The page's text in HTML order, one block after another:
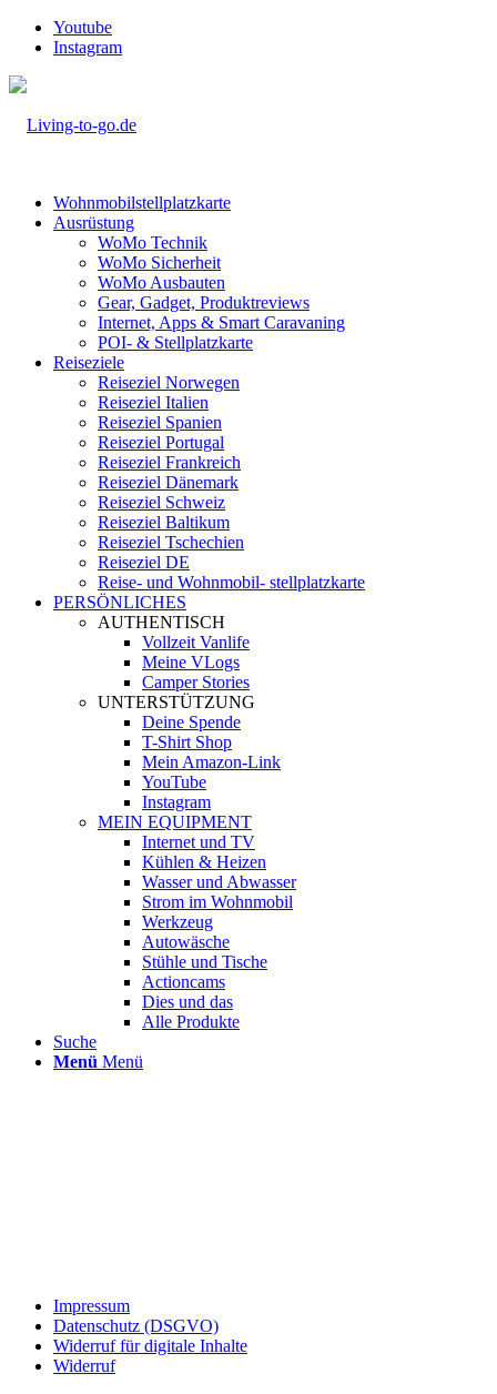
Youtube
Instagram
Wohnmobilstellplatzkarte
Ausrüstung
WoMo Technik
WoMo Sicherheit
WoMo Ausbauten
Gear, Gadget, Produktreviews
Internet, Apps & Smart Caravaning
POI- & Stellplatzkarte
Reiseziele
Reiseziel Norwegen
Reiseziel Italien
Reiseziel Spanien
Reiseziel Portugal
Reiseziel Frankreich
Reiseziel Dänemark
Reiseziel Schweiz
Reiseziel Baltikum
Reiseziel Tschechien
Reiseziel DE
Reise- und Wohnmobil- stellplatzkarte
PERSÖNLICHES
AUTHENTISCH
Vollzeit Vanlife
Meine VLogs
Camper Stories
UNTERSTÜTZUNG
Deine Spende
T-Shirt Shop
Mein Amazon-Link
YouTube
Instagram
MEIN EQUIPMENT
Internet und TV
Kühlen & Heizen
Wasser und Abwasser
Strom im Wohnmobil
Werkzeug
Autowäsche
Stühle und Tische
Actioncams
Dies und das
Alle Produkte
Suche
Menü Menü
Impressum
Datenschutz (DSGVO)
Widerruf für digitale Inhalte
Widerruf